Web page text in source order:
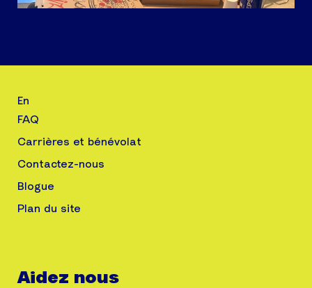
En
FAQ
Carrières et bénévolat
Contactez-nous
Blogue
Plan du site
Aidez nous